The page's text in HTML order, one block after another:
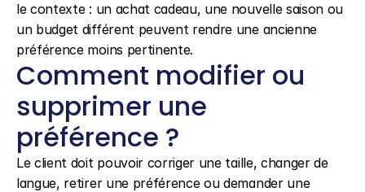
le contexte : un achat cadeau, une nouvelle saison ou
un budget différent peuvent rendre une ancienne
préférence moins pertinente.
Comment modifier ou
supprimer une
préférence ?
Le client doit pouvoir corriger une taille, changer de
langue, retirer une préférence ou demander une